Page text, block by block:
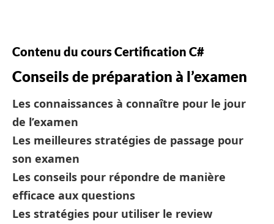
Contenu du cours Certification C#
Conseils de préparation à l’examen
Les connaissances à connaître pour le jour
de l’examen
Les meilleures stratégies de passage pour
son examen
Les conseils pour répondre de manière
efficace aux questions
Les stratégies pour utiliser le review